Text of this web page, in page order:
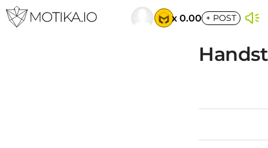
x 0.00 + POST